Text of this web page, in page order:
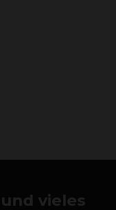
vieles